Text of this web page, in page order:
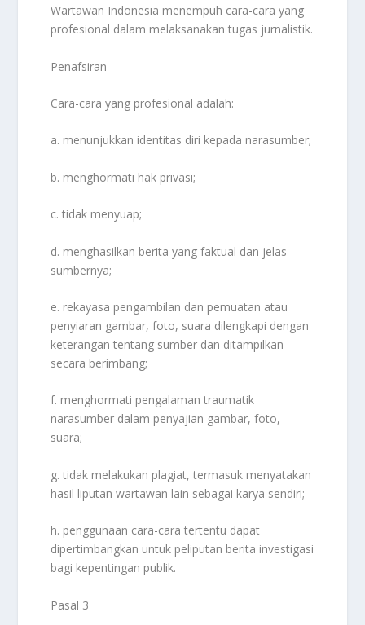
Wartawan Indonesia menempuh cara-cara yang
profesional dalam melaksanakan tugas jurnalistik.
Penafsiran
Cara-cara yang profesional adalah:
a. menunjukkan identitas diri kepada narasumber;
b. menghormati hak privasi;
c. tidak menyuap;
d. menghasilkan berita yang faktual dan jelas
sumbernya;
e. rekayasa pengambilan dan pemuatan atau
penyiaran gambar, foto, suara dilengkapi dengan
keterangan tentang sumber dan ditampilkan
secara berimbang;
f. menghormati pengalaman traumatik
narasumber dalam penyajian gambar, foto,
suara;
g. tidak melakukan plagiat, termasuk menyatakan
hasil liputan wartawan lain sebagai karya sendiri;
h. penggunaan cara-cara tertentu dapat
dipertimbangkan untuk peliputan berita investigasi
bagi kepentingan publik.
Pasal 3